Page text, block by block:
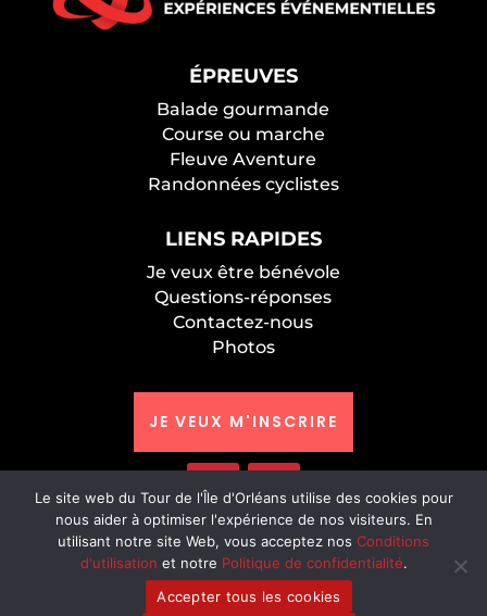
ÉPREUVES
Balade gourmande
Course ou marche
Fleuve Aventure
Randonnées cyclistes
LIENS RAPIDES
Je veux être bénévole
Questions-réponses
Contactez-nous
Photos
JE VEUX M'INSCRIRE
TOUR DE L'ÎLE D'ORLÉANS | ©2026. Tous droits
réservés. Site web parMordicus
Le site web du Tour de l'Île d'Orléans utilise des cookies pour
nous aider à optimiser l'expérience de nos visiteurs. En
utilisant notre site Web, vous acceptez nos Conditions
d'utilisation et notre Politique de confidentialité.
Accepter tous les cookies